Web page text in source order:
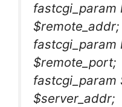
fastcgi_param
$remote_addr;
fastcgi_param
$remote_port;
fastcgi_param
$server_addr;